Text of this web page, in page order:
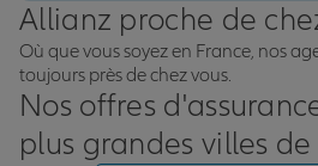
Allianz proche de
Où que vous soyez en France, nos
toujours près de chez vous.
Nos offres
plus grandes villes de